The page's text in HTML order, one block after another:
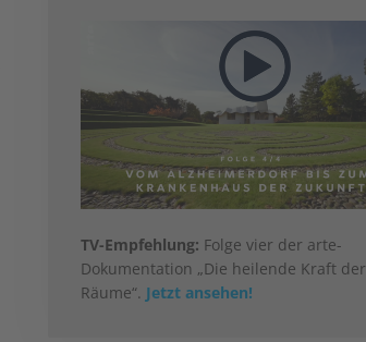
TV-Empfehlung: Folge vier der arte-
Dokumentation „Die heilende Kraft der
Räume“. Jetzt ansehen!